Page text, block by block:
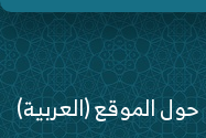
(العربية) حول الموقع